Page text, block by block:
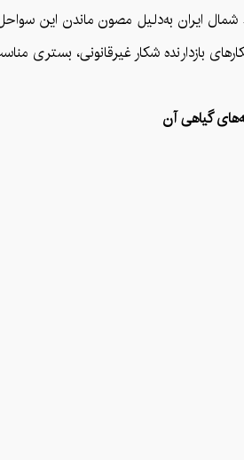
شمال ایران به‌دلیل مصون ماندن این
بازدارنده شکار غیرقانونی، بستری
گیاهی آن